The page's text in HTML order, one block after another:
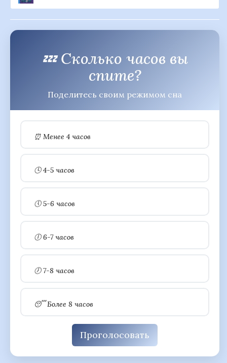
💤 Сколько часов вы
спите?
Поделитесь своим режимом сна
⏰ Менее 4 часов
🕓 4-5 часов
🕔 5-6 часов
🕕 6-7 часов
🕖 7-8 часов
😴 Более 8 часов
Проголосовать